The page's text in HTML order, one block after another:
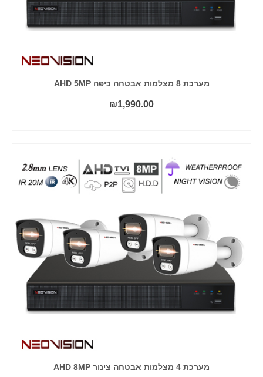
מערכת 8 מצלמות אבטחה כיפה AHD 5MP
₪1,990.00
מערכת 4 מצלמות אבטחה צינור AHD 8MP